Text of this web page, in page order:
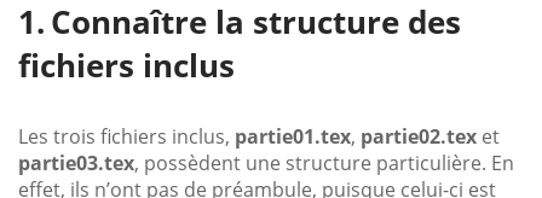
Connaître la structure des
fichiers inclus
Les trois fichiers inclus, partie01.tex, partie02.tex et
partie03.tex, possèdent une structure particulière. En
effet, ils n’ont pas de préambule, puisque celui-ci est